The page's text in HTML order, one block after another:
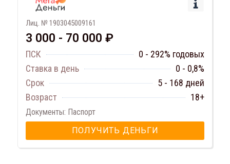
Лиц. № 1903045009161
3 000 - 70 000 ₽
ПСК
0 - 292% годовых
Ставка в день
0 - 0,8%
Срок
5 - 168 дней
Возраст
18+
Документы: Паспорт
ПОЛУЧИТЬ ДЕНЬГИ